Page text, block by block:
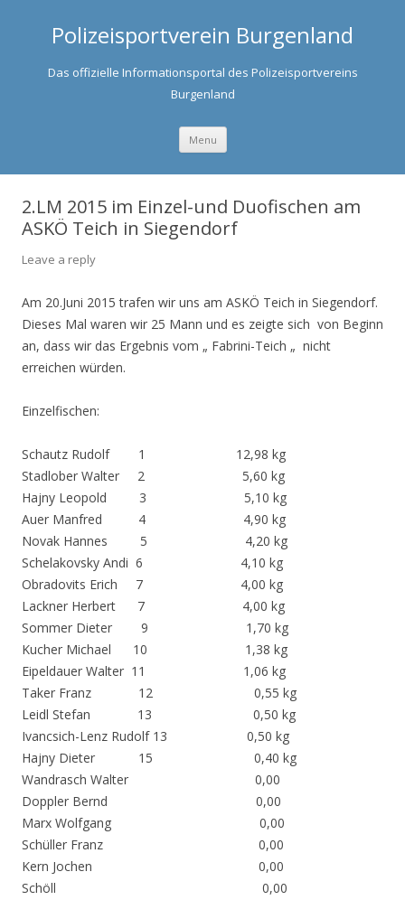
Polizeisportverein Burgenland
Das offizielle Informationsportal des Polizeisportvereins
Burgenland
Menu Skip to content
2.LM 2015 im Einzel-und Duofischen am
ASKÖ Teich in Siegendorf
Leave a reply
Am 20.Juni 2015 trafen wir uns am ASKÖ Teich in Siegendorf.
Dieses Mal waren wir 25 Mann und es zeigte sich von Beginn
an, dass wir das Ergebnis vom „ Fabrini-Teich „ nicht
erreichen würden.
Einzelfischen:
Schautz Rudolf 1 12,98 kg
Stadlober Walter 2 5,60 kg
Hajny Leopold 3 5,10 kg
Auer Manfred 4 4,90 kg
Novak Hannes 5 4,20 kg
Schelakovsky Andi 6 4,10 kg
Obradovits Erich 7 4,00 kg
Lackner Herbert 7 4,00 kg
Sommer Dieter 9 1,70 kg
Kucher Michael 10 1,38 kg
Eipeldauer Walter 11 1,06 kg
Taker Franz 12 0,55 kg
Leidl Stefan 13 0,50 kg
Ivancsich-Lenz Rudolf 13 0,50 kg
Hajny Dieter 15 0,40 kg
Wandrasch Walter 0,00
Doppler Bernd 0,00
Marx Wolfgang 0,00
Schüller Franz 0,00
Kern Jochen 0,00
Schöll 0,00